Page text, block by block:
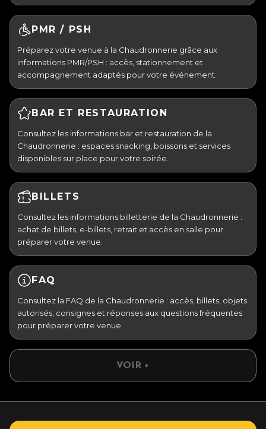
PMR / PSH
Préparez votre venue à la Chaudronnerie grâce aux
informations PMR/PSH : accès, stationnement et
accompagnement adaptés pour votre événement.
BAR ET RESTAURATION
Consultez les informations bar et restauration de la
Chaudronnerie : espaces snacking, boissons et services
disponibles sur place pour votre soirée.
BILLETS
Consultez les informations billetterie de la Chaudronnerie :
achat de billets, e-billets, retrait et accès en salle pour
préparer votre venue.
FAQ
Consultez la FAQ de la Chaudronnerie : accès, billets, objets
autorisés, consignes et réponses aux questions fréquentes
pour préparer votre venue.
VOIR +